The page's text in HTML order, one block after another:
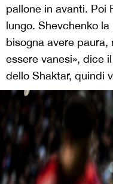
pallone in avanti. Poi
lungo. Shevchenko
bisogna avere paura,
essere vanesi», dice
dello Shaktar, quindi